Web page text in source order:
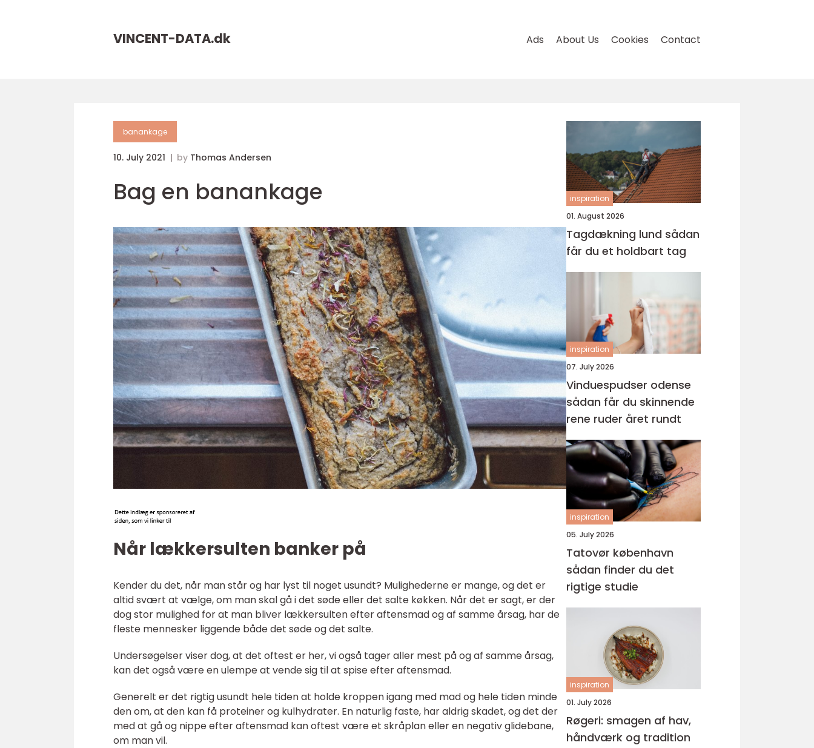
VINCENT-DATA.dk Ads About Us Cookies Contact
banankage
10. July 2021 by Thomas Andersen
Bag en banankage
Når lækkersulten banker på
Kender du det, når man står og har lyst til noget usundt? Mulighederne er mange, og det er
altid svært at vælge, om man skal gå i det søde eller det salte køkken. Når det er sagt, er der
dog stor mulighed for at man bliver lækkersulten efter aftensmad og af samme årsag, har de
fleste mennesker liggende både det søde og det salte.
Undersøgelser viser dog, at det oftest er her, vi også tager aller mest på og af samme årsag,
kan det også være en ulempe at vende sig til at spise efter aftensmad.
Generelt er det rigtig usundt hele tiden at holde kroppen igang med mad og hele tiden minde
den om, at den kan få proteiner og kulhydrater. En naturlig faste, har aldrig skadet, og det der
med at gå og nippe efter aftensmad kan oftest være et skråplan eller en negativ glidebane,
om man vil.
inspiration
01. August 2026
Tagdækning lund sådan
får du et holdbart tag
inspiration
07. July 2026
Vinduespudser odense
sådan får du skinnende
rene ruder året rundt
inspiration
05. July 2026
Tatovør københavn
sådan finder du det
rigtige studie
inspiration
01. July 2026
Røgeri: smagen af hav,
håndværk og tradition